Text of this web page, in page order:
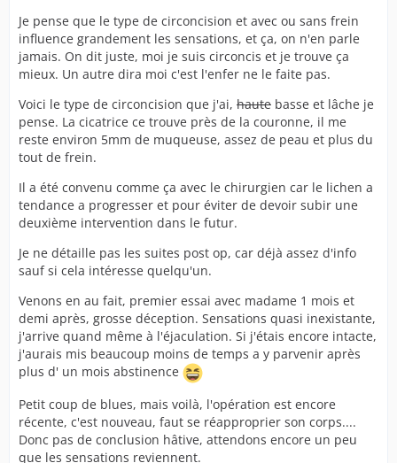
Je pense que le type de circoncision et avec ou sans frein
influence grandement les sensations, et ça, on n'en parle
jamais. On dit juste, moi je suis circoncis et je trouve ça
mieux. Un autre dira moi c'est l'enfer ne le faite pas.
Voici le type de circoncision que j'ai, haute basse et lâche je
pense. La cicatrice ce trouve près de la couronne, il me
reste environ 5mm de muqueuse, assez de peau et plus du
tout de frein.
Il a été convenu comme ça avec le chirurgien car le lichen a
tendance a progresser et pour éviter de devoir subir une
deuxième intervention dans le futur.
Je ne détaille pas les suites post op, car déjà assez d'info
sauf si cela intéresse quelqu'un.
Venons en au fait, premier essai avec madame 1 mois et
demi après, grosse déception. Sensations quasi inexistante,
j'arrive quand même à l'éjaculation. Si j'étais encore intacte,
j'aurais mis beaucoup moins de temps a y parvenir après
plus d' un mois abstinence
Petit coup de blues, mais voilà, l'opération est encore
récente, c'est nouveau, faut se réapproprier son corps....
Donc pas de conclusion hâtive, attendons encore un peu
que les sensations reviennent.